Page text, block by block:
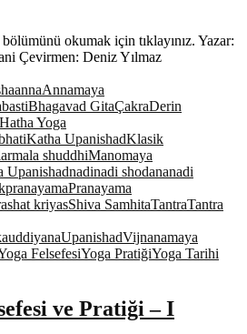
okumak için tıklayınız. Yazar:
Çevirmen: Deniz Yılmaz
annaAnnamaya
bastiBhagavad GitaÇakraDerin
Hatha Yoga
Katha UpanishadKlasik
mala shuddhiManomaya
Upanishadnadinadi shodananadi
pranayamaPranayama
shat kriyasShiva SamhitaTantraTantra
uddiyanaUpanishadVijnanamaya
FelsefesiYoga PratiğiYoga Tarihi
ve Pratiği – I